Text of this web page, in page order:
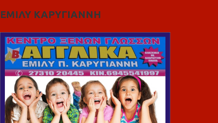
ΕΜΙΛΥ ΚΑΡΥΓΙΑΝΝΗ